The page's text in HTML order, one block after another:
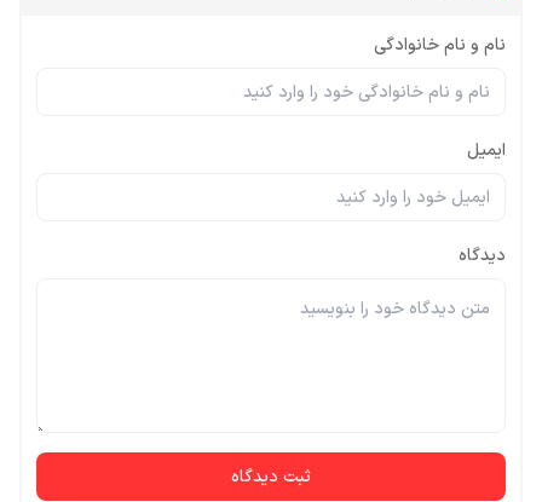
نام و نام خانوادگی
ایمیل
دیدگاه
ثبت دیدگاه